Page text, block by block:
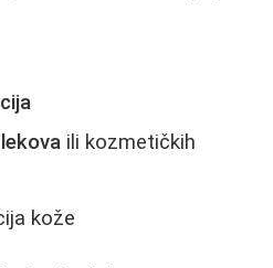
ili kozmetičkih
kože